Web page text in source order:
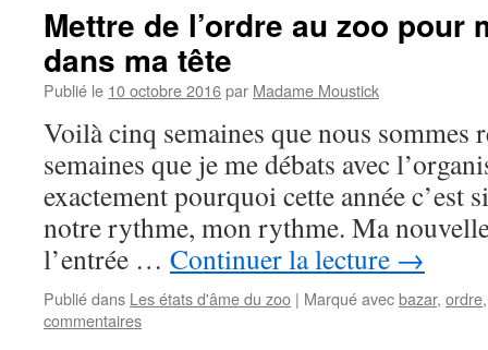
pas
que
Saison
4
Épisode
:
Blogueuse
mais
pas
que
Mettre de l’ordre au zoo pour
dans ma tête
Publié le 10 octobre 2016par Madame Moustick
Voilà cinq semaines que nous sommes
semaines que je me débats avec
exactement pourquoi cette année c’est
notre rythme, mon rythme. Ma
l’entrée … Continuer la lecture →
Publié dans Les états d'âme du zoo | Marqué avecbazar, ordre
commentaires